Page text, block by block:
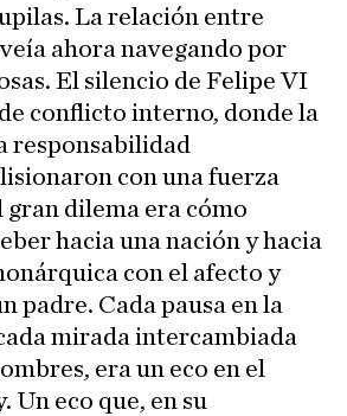
La relación entre
ahora navegando por
El silencio de Felipe VI
conflicto interno, donde la
responsabilidad
con una fuerza
gran dilema era cómo
hacia una nación y hacia
con el afecto y
padre. Cada pausa en la
mirada intercambiada
era un eco en el
Un eco que, en su